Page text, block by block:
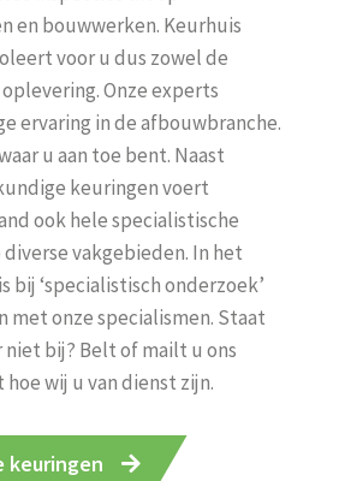
en bouwwerken. Keurhuis
voor u dus zowel de
Onze experts
ervaring in de afbouwbranche.
u aan toe bent. Naast
keuringen voert
ook hele specialistische
vakgebieden. In het
bij ‘specialistisch onderzoek’
met onze specialismen. Staat
bij? Belt of mailt u ons
wij u van dienst zijn.
keuringen